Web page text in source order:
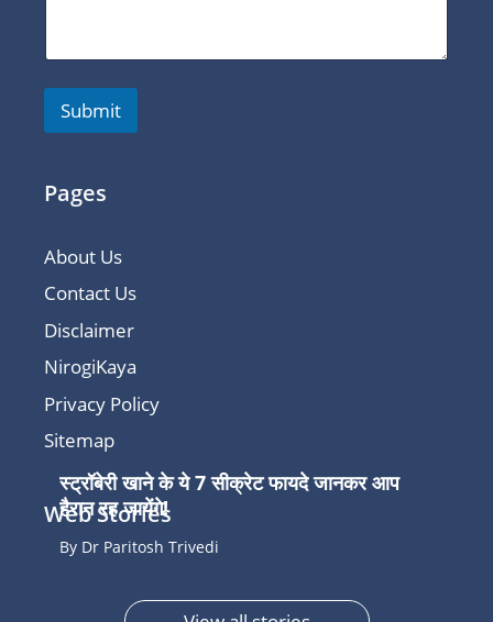
Submit
Pages
About Us
Contact Us
Disclaimer
NirogiKaya
Privacy Policy
Sitemap
Web Stories
स्ट्रॉबेरी खाने के ये 7 सीक्रेट फायदे जानकर आप
हैरान रह जायेंगे!
By Dr Paritosh Trivedi